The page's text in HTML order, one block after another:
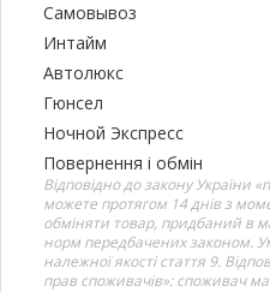
Самовывоз
Интайм
Автолюкс
Гюнсел
Ночной Экспресс
Повернення і обмін
Відповідно до закону України
можете протягом 14 днів з
обміняти товар, придбаний в
норм передбачених законом.
належної якості стаття 9.
прав споживачів»: споживач